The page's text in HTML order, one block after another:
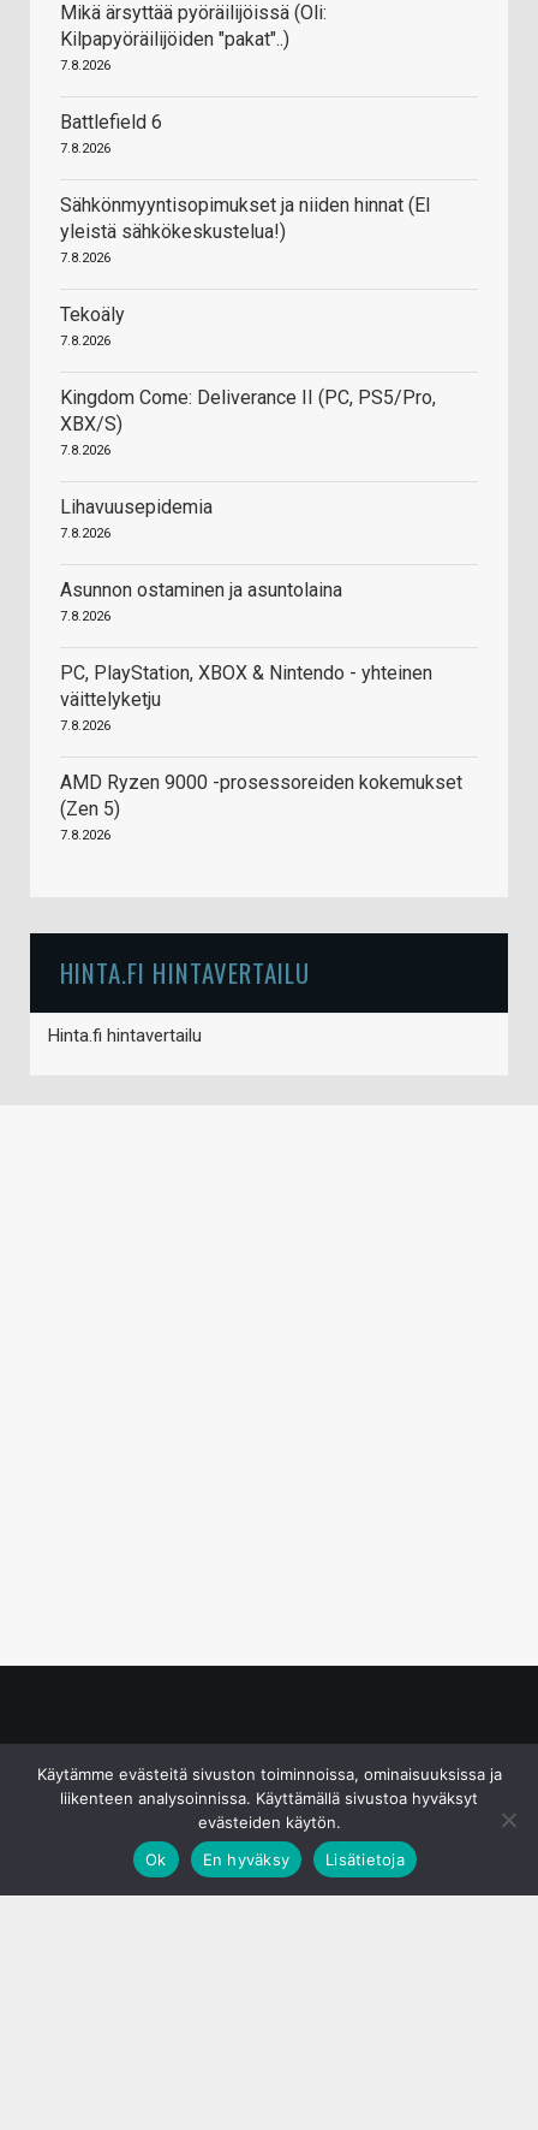
Mikä ärsyttää pyöräilijöissä (Oli:
Kilpapyöräilijöiden "pakat"..)
7.8.2026
Battlefield 6
7.8.2026
Sähkönmyyntisopimukset ja niiden hinnat (EI
yleistä sähkökeskustelua!)
7.8.2026
Tekoäly
7.8.2026
Kingdom Come: Deliverance II (PC, PS5/Pro,
XBX/S)
7.8.2026
Lihavuusepidemia
7.8.2026
Asunnon ostaminen ja asuntolaina
7.8.2026
PC, PlayStation, XBOX & Nintendo - yhteinen
väittelyketju
7.8.2026
AMD Ryzen 9000 -prosessoreiden kokemukset
(Zen 5)
7.8.2026
HINTA.FI HINTAVERTAILU
Hinta.fi hintavertailu
Käytämme evästeitä sivuston toiminnoissa, ominaisuuksissa ja
liikenteen analysoinnissa. Käyttämällä sivustoa hyväksyt
evästeiden käytön.
Ok
En hyväksy Lisätietoja